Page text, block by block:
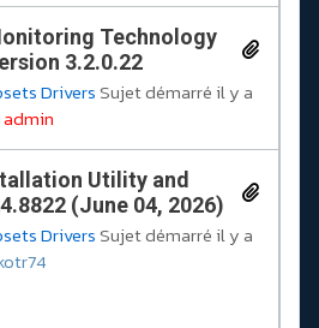
Technology
3.2.0.22
DriversSujet démarré il y a
admin
Utility and
(June 04, 2026)
DriversSujet démarré il y a